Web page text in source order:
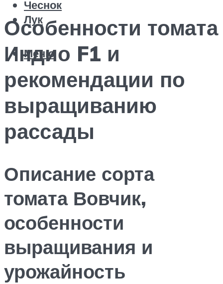
Чеснок
Лук
Меню
Особенности томата
Индио F1 и
рекомендации по
выращиванию
рассады
Описание сорта
томата Вовчик,
особенности
выращивания и
урожайность